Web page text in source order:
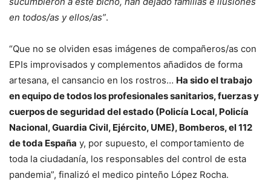
en todos/as y ellos/as”.
“Que no se olviden esas imágenes de compañeros/as con
EPIs improvisados y complementos añadidos de forma
artesana, el cansancio en los rostros… Ha sido el trabajo
en equipo de todos los profesionales sanitarios, fuerzas y
cuerpos de seguridad del estado (Policía Local, Policía
Nacional, Guardia Civil, Ejército, UME), Bomberos, el 112
de toda España y, por supuesto, el comportamiento de
toda la ciudadanía, los responsables del control de esta
pandemia”, finalizó el medico pinteño López Rocha.